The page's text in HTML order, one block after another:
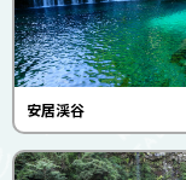
安居渓谷